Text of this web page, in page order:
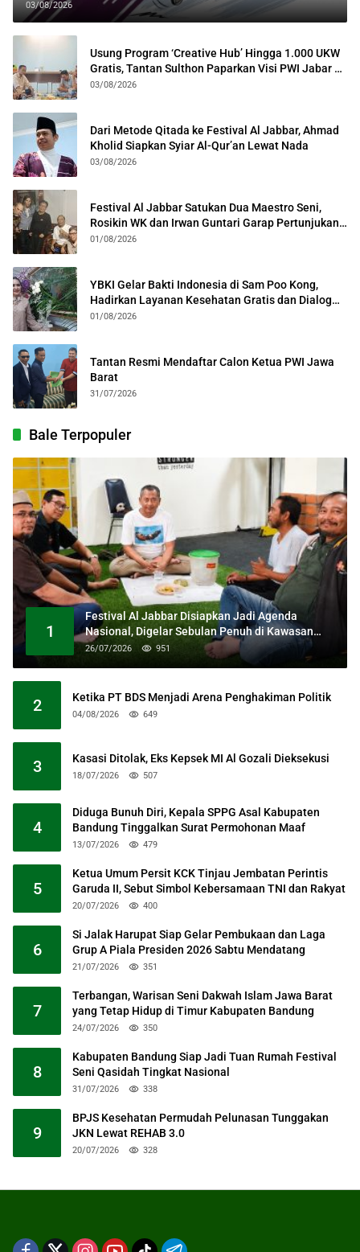
03/08/2026
Usung Program ‘Creative Hub’ Hingga 1.000 UKW
Gratis, Tantan Sulthon Paparkan Visi PWI Jabar di
Kota Bogor
03/08/2026
Dari Metode Qitada ke Festival Al Jabbar, Ahmad
Kholid Siapkan Syiar Al-Qur’an Lewat Nada
03/08/2026
Festival Al Jabbar Satukan Dua Maestro Seni,
Rosikin WK dan Irwan Guntari Garap Pertunjukan
Kolosal
01/08/2026
YBKI Gelar Bakti Indonesia di Sam Poo Kong,
Hadirkan Layanan Kesehatan Gratis dan Dialog
Kebangsaan
01/08/2026
Tantan Resmi Mendaftar Calon Ketua PWI Jawa
Barat
31/07/2026
Bale Terpopuler
1
Festival Al Jabbar Disiapkan Jadi Agenda
Nasional, Digelar Sebulan Penuh di Kawasan
Masjid Raya Al Jabbar
26/07/2026 951
2 Ketika PT BDS Menjadi Arena Penghakiman Politik
04/08/2026 649
3 Kasasi Ditolak, Eks Kepsek MI Al Gozali Dieksekusi
18/07/2026 507
4
Diduga Bunuh Diri, Kepala SPPG Asal Kabupaten
Bandung Tinggalkan Surat Permohonan Maaf
13/07/2026 479
5
Ketua Umum Persit KCK Tinjau Jembatan Perintis
Garuda II, Sebut Simbol Kebersamaan TNI dan Rakyat
20/07/2026 400
6
Si Jalak Harupat Siap Gelar Pembukaan dan Laga
Grup A Piala Presiden 2026 Sabtu Mendatang
21/07/2026 351
7
Terbangan, Warisan Seni Dakwah Islam Jawa Barat
yang Tetap Hidup di Timur Kabupaten Bandung
24/07/2026 350
8
Kabupaten Bandung Siap Jadi Tuan Rumah Festival
Seni Qasidah Tingkat Nasional
31/07/2026 338
9
BPJS Kesehatan Permudah Pelunasan Tunggakan
JKN Lewat REHAB 3.0
20/07/2026 328